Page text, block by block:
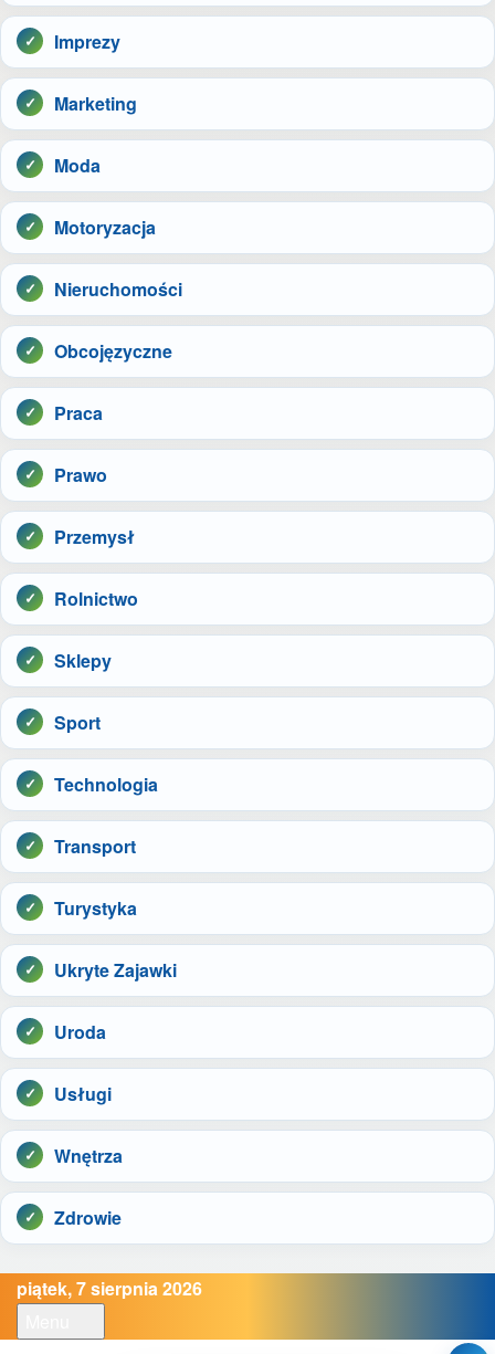
Imprezy
Marketing
Moda
Motoryzacja
Nieruchomości
Obcojęzyczne
Praca
Prawo
Przemysł
Rolnictwo
Sklepy
Sport
Technologia
Transport
Turystyka
Ukryte Zajawki
Uroda
Usługi
Wnętrza
Zdrowie
piątek, 7 sierpnia 2026